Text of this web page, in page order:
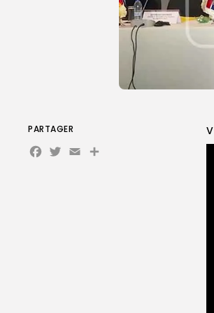
PARTAGER
Facebook
Twitter
EmailPartager